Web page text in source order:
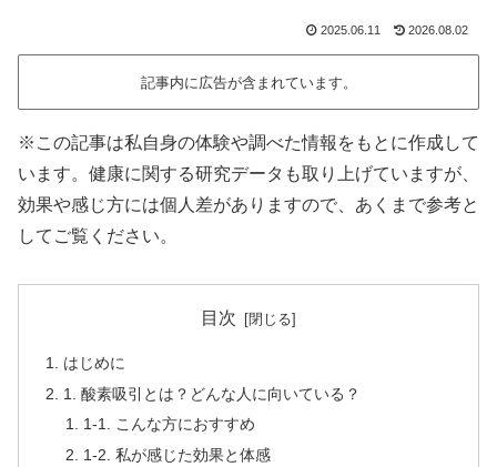
2025.06.11 2026.08.02
記事内に広告が含まれています。
※この記事は私自身の体験や調べた情報をもとに作成して
います。健康に関する研究データも取り上げていますが、
効果や感じ方には個人差がありますので、あくまで参考と
してご覧ください。
目次
はじめに
1. 酸素吸引とは？どんな人に向いている？
1-1. こんな方におすすめ
1-2. 私が感じた効果と体感